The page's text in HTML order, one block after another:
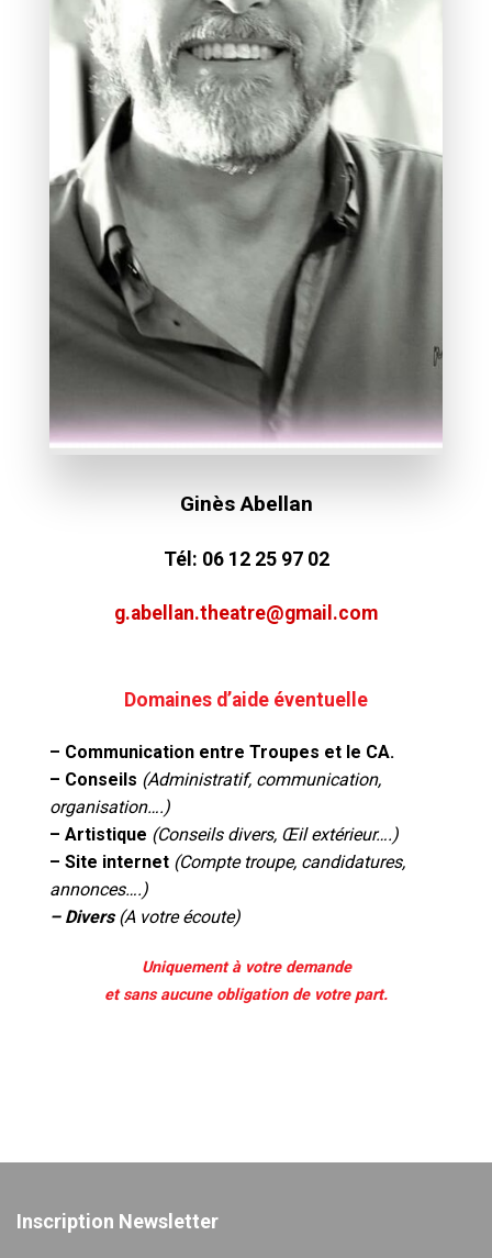
Ginès Abellan
Tél: 06 12 25 97 02
g.abellan.theatre@gmail.com
Domaines d’aide éventuelle
– Communication entre Troupes et le CA.
– Conseils (Administratif, communication,
organisation….)
– Artistique (Conseils divers, Œil extérieur….)
– Site internet (Compte troupe, candidatures,
annonces….)
– Divers(A votre écoute)
Uniquement à votre demande
et sans aucune obligation de votre part.
Inscription Newsletter